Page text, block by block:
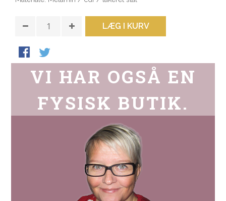
LÆG I KURV
VI HAR OGSÅ EN
FYSISK BUTIK.